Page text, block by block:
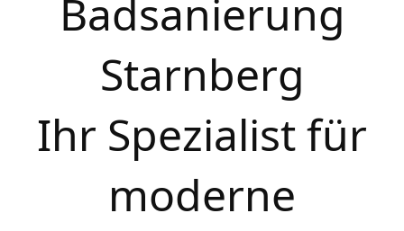
Badsanierung
Starnberg
Ihr Spezialist für
moderne